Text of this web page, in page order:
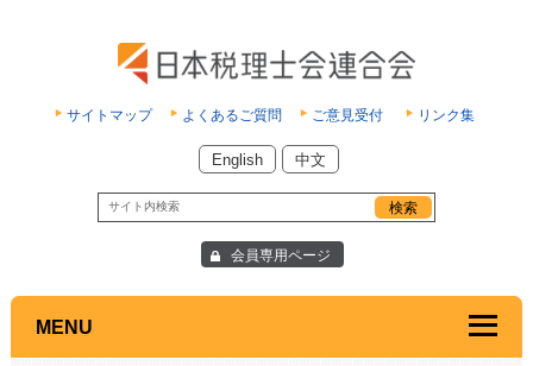
サイトマップ よくあるご質問 ご意見受付 リンク集
English 中文
会員専用ページ
MENU